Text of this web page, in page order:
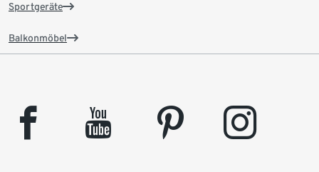
Sportgeräte
Balkonmöbel
facebook youtube pinterest instagram